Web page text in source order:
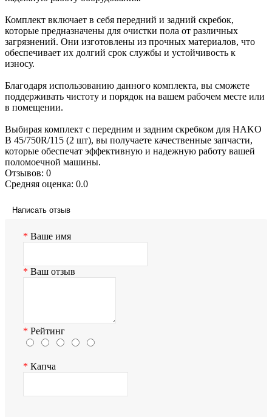
Комплект включает в себя передний и задний скребок,
которые предназначены для очистки пола от различных
загрязнений. Они изготовлены из прочных материалов, что
обеспечивает их долгий срок службы и устойчивость к
износу.
Благодаря использованию данного комплекта, вы сможете
поддерживать чистоту и порядок на вашем рабочем месте или
в помещении.
Выбирая комплект с передним и задним скребком для HAKO
B 45/750R/115 (2 шт), вы получаете качественные запчасти,
которые обеспечат эффективную и надежную работу вашей
поломоечной машины.
Отзывов: 0
Средняя оценка: 0.0
Написать отзыв
Ваше имя
Ваш отзыв
Рейтинг
Капча